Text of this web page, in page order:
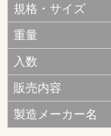
規格・サイズ
重量
入数
販売内容
製造メーカー名